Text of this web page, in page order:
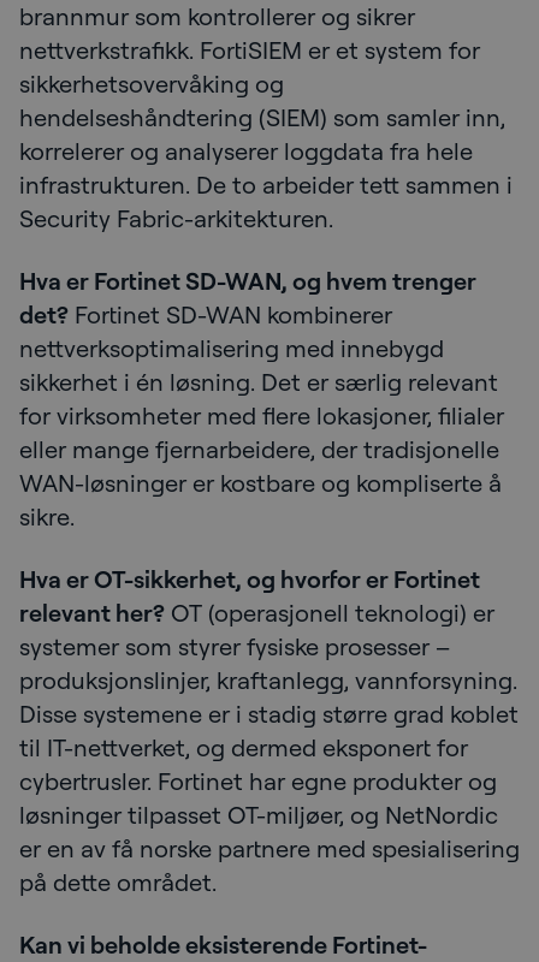
brannmur som kontrollerer og sikrer
nettverkstrafikk. FortiSIEM er et system for
sikkerhetsovervåking og
hendelseshåndtering (SIEM) som samler inn,
korrelerer og analyserer loggdata fra hele
infrastrukturen. De to arbeider tett sammen i
Security Fabric-arkitekturen.
Hva er Fortinet SD-WAN, og hvem trenger
det? Fortinet SD-WAN kombinerer
nettverksoptimalisering med innebygd
sikkerhet i én løsning. Det er særlig relevant
for virksomheter med flere lokasjoner, filialer
eller mange fjernarbeidere, der tradisjonelle
WAN-løsninger er kostbare og kompliserte å
sikre.
Hva er OT-sikkerhet, og hvorfor er Fortinet
relevant her? OT (operasjonell teknologi) er
systemer som styrer fysiske prosesser –
produksjonslinjer, kraftanlegg, vannforsyning.
Disse systemene er i stadig større grad koblet
til IT-nettverket, og dermed eksponert for
cybertrusler. Fortinet har egne produkter og
løsninger tilpasset OT-miljøer, og NetNordic
er en av få norske partnere med spesialisering
på dette området.
Kan vi beholde eksisterende Fortinet-